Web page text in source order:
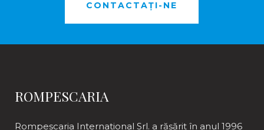
CONTACTAȚI-NE
ROMPESCARIA
Rompescaria International Srl. a răsărit în anul 1996